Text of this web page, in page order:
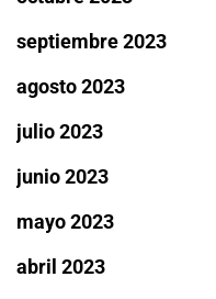
septiembre 2023
agosto 2023
julio 2023
junio 2023
mayo 2023
abril 2023